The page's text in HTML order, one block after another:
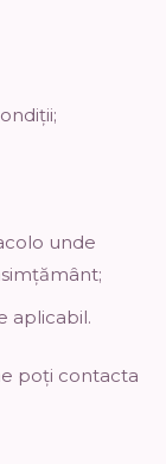
unde
aplicabil.
poți contacta